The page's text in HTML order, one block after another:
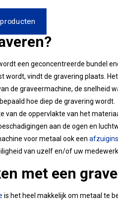
een geconcentreerde bundel
wordt, vindt de gravering plaats.
de graveermachine, de snelheid
hoe diep de gravering wordt.
van de oppervlakte van het
aan de ogen en
voor metaal ook een
van uzelf en/of uw
met een
is het heel makkelijk om metaal te